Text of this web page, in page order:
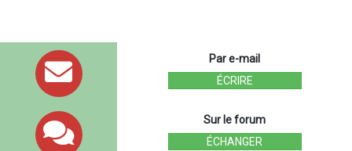
Par e-mail
ÉCRIRE
Sur le forum
ÉCHANGER